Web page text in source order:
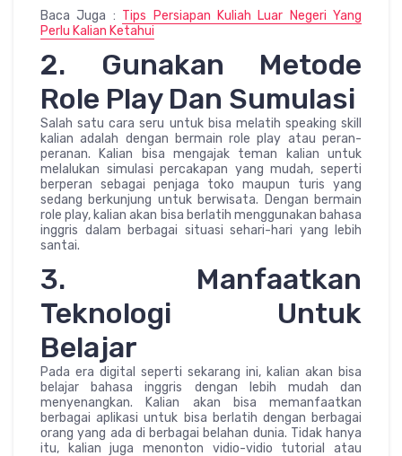
Baca Juga : Tips Persiapan Kuliah Luar Negeri Yang
Perlu Kalian Ketahui
2. Gunakan Metode
Role Play Dan Sumulasi
Salah satu cara seru untuk bisa melatih speaking skill
kalian adalah dengan bermain role play atau peran-
peranan. Kalian bisa mengajak teman kalian untuk
melalukan simulasi percakapan yang mudah, seperti
berperan sebagai penjaga toko maupun turis yang
sedang berkunjung untuk berwisata. Dengan bermain
role play, kalian akan bisa berlatih menggunakan bahasa
inggris dalam berbagai situasi sehari-hari yang lebih
santai.
3. Manfaatkan
Teknologi Untuk
Belajar
Pada era digital seperti sekarang ini, kalian akan bisa
belajar bahasa inggris dengan lebih mudah dan
menyenangkan. Kalian akan bisa memanfaatkan
berbagai aplikasi untuk bisa berlatih dengan berbagai
orang yang ada di berbagai belahan dunia. Tidak hanya
itu, kalian juga menonton vidio-vidio tutorial atau